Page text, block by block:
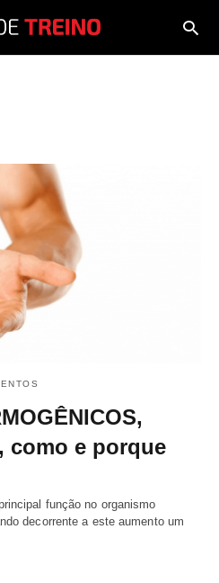
como e porque
função no organismo
decorrente a este aumento um